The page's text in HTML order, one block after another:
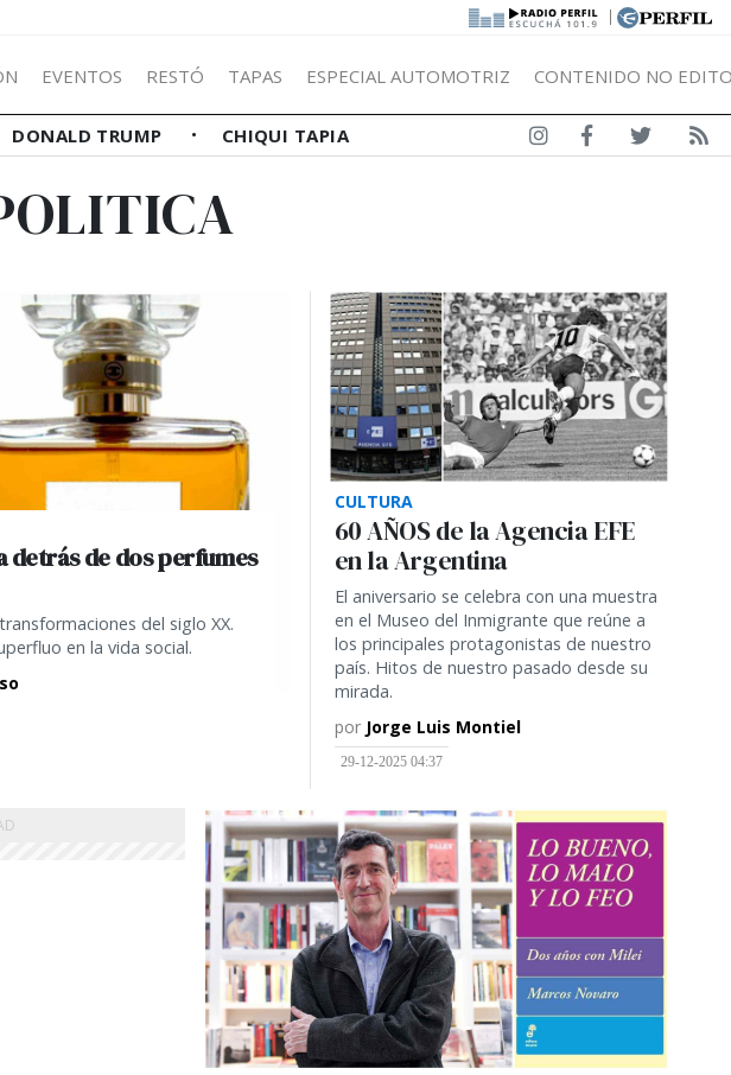
|
EVENTOS RESTÓ TAPAS ESPECIAL AUTOMOTRIZ CONTENIDO NO
DONALD TRUMP CHIQUI TAPIA
detrás de dos perfumes
del siglo XX.
en la vida social.
CULTURA
60 AÑOS de la Agencia EFE
en la Argentina
El aniversario se celebra con una muestra
en el Museo del Inmigrante que reúne a
los principales protagonistas de nuestro
país. Hitos de nuestro pasado desde su
mirada.
por Jorge Luis Montiel
29-12-2025 04:37